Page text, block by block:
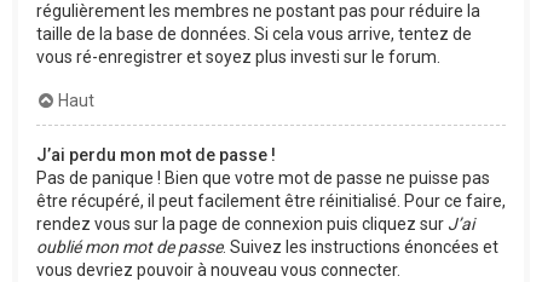
régulièrement les membres ne postant pas pour réduire la
taille de la base de données. Si cela vous arrive, tentez de
vous ré-enregistrer et soyez plus investi sur le forum.
Haut
J’ai perdu mon mot de passe !
Pas de panique ! Bien que votre mot de passe ne puisse pas
être récupéré, il peut facilement être réinitialisé. Pour ce faire,
rendez vous sur la page de connexion puis cliquez sur J’ai
oublié mon mot de passe. Suivez les instructions énoncées et
vous devriez pouvoir à nouveau vous connecter.